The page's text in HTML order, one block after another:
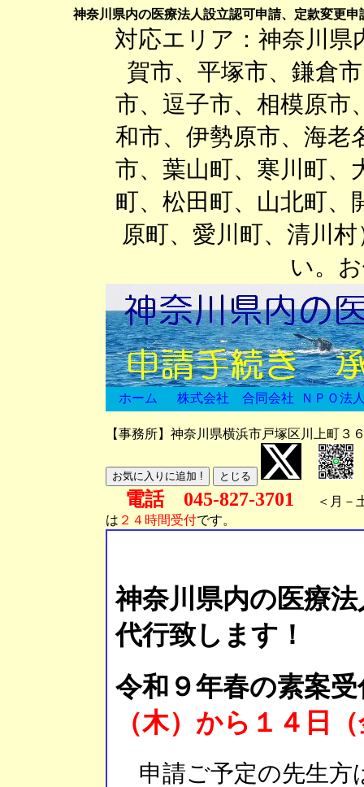
神奈川県内の医療法人設立認可申請、定款変更
対応エリア：神奈川県
賀市、平塚市、鎌倉
市、逗子市、相模原市
和市、伊勢原市、海老
市、葉山町、寒川町、
町、松田町、山北町、
原町、愛川町、清川
い。
ホーム 株式会社 合同会社 ＮＰＯ法
【事務所】神奈川県横浜市戸塚区川上町３
電話 045-827-3701
＜月－
は ２４時間受付です。
神奈川県内の医療
代行致します！
令和９年春の素案
（木）から１４日
申請ご予定の先生方